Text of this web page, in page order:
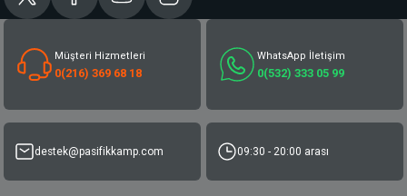
Müşteri Hizmetleri
0(216) 369 68 18
WhatsApp İletişim
0(532) 333 05 99
destek@pasifikkamp.com 09:30 - 20:00 arası